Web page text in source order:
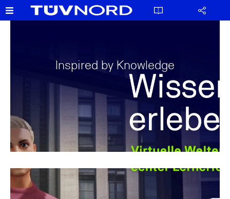
Inspired by Knowledge